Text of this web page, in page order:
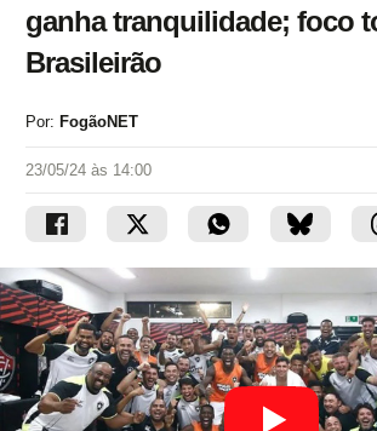
ganha tranquilidade; foco
Brasileirão
Por: FogãoNET
23/05/24 às 14:00